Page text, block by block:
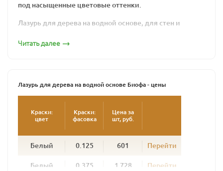
под насыщенные цветовые оттенки.
Лазурь для дерева на водной основе, для стен и
Соответствует нормам EN 71 , часть 3 (безопасность
Наносить кистью или валиком на синтетической
основе, для водных красок или лазурей. Лазурь
наносится равномерно, вдоль волокон, тонким слоем.
Лазурь для дерева на водной основе тщательно
Читать далее
Лазурь для дерева на водной основе Биофа - цены
Краски:
цвет
Краски:
фасовка
Цена за
шт, руб.
Белый 0.125 601 Перейти
Белый 0.375 1 728 Перейти